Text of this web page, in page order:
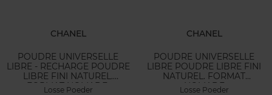
CHANEL
POUDRE UNIVERSELLE
LIBRE - RECHARGE POUDRE
LIBRE FINI NATUREL.
FORMAT NOMADE.
Losse Poeder
CHANEL
POUDRE UNIVERSELLE
LIBRE POUDRE LIBRE FINI
NATUREL. FORMAT
NOMADE
Losse Poeder